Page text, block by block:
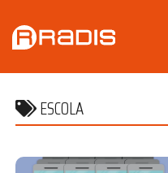
ESCOLA